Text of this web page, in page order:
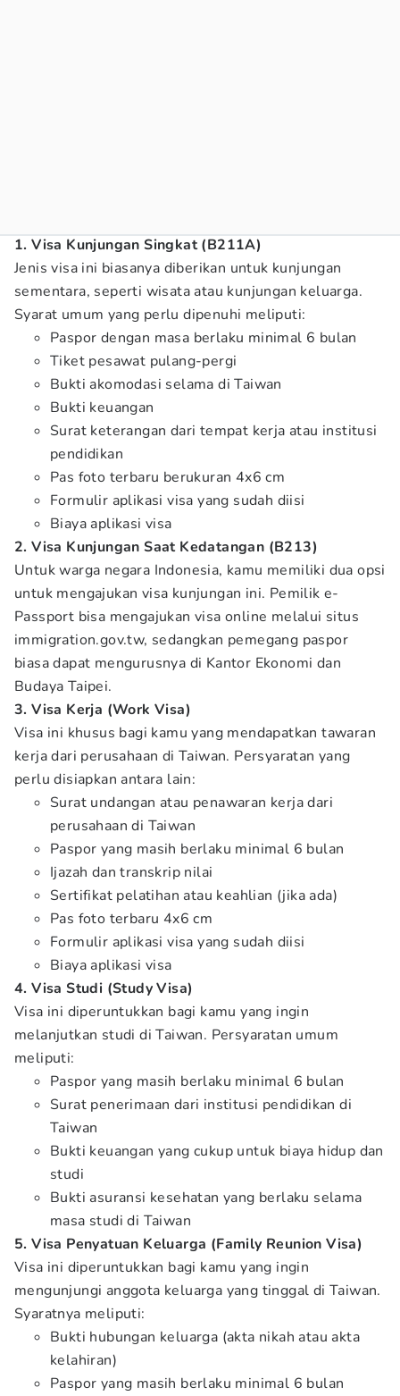
1. Visa Kunjungan Singkat (B211A)
Jenis visa ini biasanya diberikan untuk kunjungan
sementara, seperti wisata atau kunjungan keluarga.
Syarat umum yang perlu dipenuhi meliputi:
Paspor dengan masa berlaku minimal 6 bulan
Tiket pesawat pulang-pergi
Bukti akomodasi selama di Taiwan
Bukti keuangan
Surat keterangan dari tempat kerja atau institusi
pendidikan
Pas foto terbaru berukuran 4x6 cm
Formulir aplikasi visa yang sudah diisi
Biaya aplikasi visa
2. Visa Kunjungan Saat Kedatangan (B213)
Untuk warga negara Indonesia, kamu memiliki dua opsi
untuk mengajukan visa kunjungan ini. Pemilik e-
Passport bisa mengajukan visa online melalui situs
immigration.gov.tw, sedangkan pemegang paspor
biasa dapat mengurusnya di Kantor Ekonomi dan
Budaya Taipei.
3. Visa Kerja (Work Visa)
Visa ini khusus bagi kamu yang mendapatkan tawaran
kerja dari perusahaan di Taiwan. Persyaratan yang
perlu disiapkan antara lain:
Surat undangan atau penawaran kerja dari
perusahaan di Taiwan
Paspor yang masih berlaku minimal 6 bulan
Ijazah dan transkrip nilai
Sertifikat pelatihan atau keahlian (jika ada)
Pas foto terbaru 4x6 cm
Formulir aplikasi visa yang sudah diisi
Biaya aplikasi visa
4. Visa Studi (Study Visa)
Visa ini diperuntukkan bagi kamu yang ingin
melanjutkan studi di Taiwan. Persyaratan umum
meliputi:
Paspor yang masih berlaku minimal 6 bulan
Surat penerimaan dari institusi pendidikan di
Taiwan
Bukti keuangan yang cukup untuk biaya hidup dan
studi
Bukti asuransi kesehatan yang berlaku selama
masa studi di Taiwan
5. Visa Penyatuan Keluarga (Family Reunion Visa)
Visa ini diperuntukkan bagi kamu yang ingin
mengunjungi anggota keluarga yang tinggal di Taiwan.
Syaratnya meliputi:
Bukti hubungan keluarga (akta nikah atau akta
kelahiran)
Paspor yang masih berlaku minimal 6 bulan